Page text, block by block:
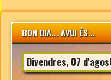
BON DIA... AVUI ÉS...
Divendres, 07